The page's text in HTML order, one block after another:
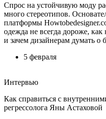
Спрос на устойчивую моду
много стереотипов.
платформы
одежда не всегда дороже,
и зачем дизайнерам думать
5 февраля
Интервью
Как справиться с
регрессолога Яны Астаховой